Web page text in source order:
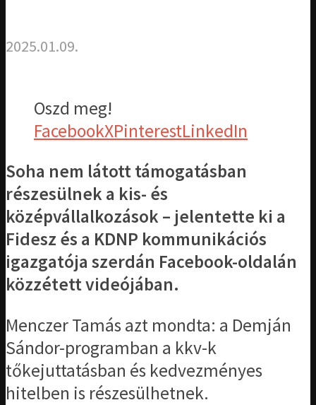
2025.01.09.
Oszd meg!
FacebookXPinterestLinkedIn
Soha nem látott támogatásban
részesülnek a kis- és
középvállalkozások – jelentette ki a
Fidesz és a KDNP kommunikációs
igazgatója szerdán Facebook-oldalán
közzétett videójában.
Menczer Tamás azt mondta: a Demján
Sándor-programban a kkv-k
tőkejuttatásban és kedvezményes
hitelben is részesülhetnek.